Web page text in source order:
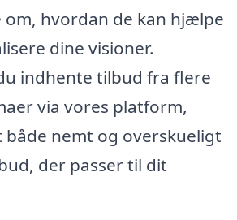
om, hvordan de kan hjælpe
dine visioner.
indhente tilbud fra flere
via vores platform,
nemt og overskueligt
der passer til dit